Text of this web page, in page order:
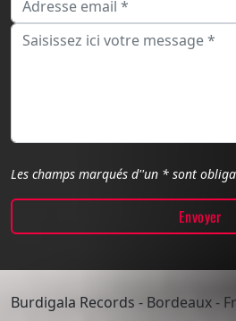
Les champs marqués d''un * sont
Burdigala Records - Bordeaux -